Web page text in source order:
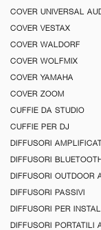
COVER UNIVERSAL
COVER VESTAX
COVER WALDORF
COVER WOLFMIX
COVER YAMAHA
COVER ZOOM
CUFFIE DA STUDIO
CUFFIE PER DJ
DIFFUSORI
DIFFUSORI
DIFFUSORI OUTDOOR
DIFFUSORI PASSIVI
DIFFUSORI PER
DIFFUSORI PORTATILI